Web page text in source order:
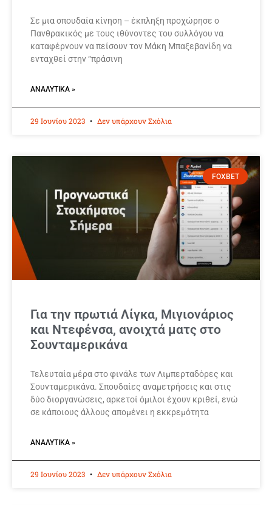
Σε μια σπουδαία κίνηση – έκπληξη προχώρησε ο
Πανθρακικός με τους ιθύνοντες του συλλόγου να
καταφέρνουν να πείσουν τον Μάκη Μπαξεβανίδη να
ενταχθεί στην “πράσινη
ΑΝΑΛΥΤΙΚΆ »
29 Ιουνίου 2023 Δεν υπάρχουν Σχόλια
FOXBET
Για την πρωτιά Λίγκα, Μιγιονάριος
και Ντεφένσα, ανοιχτά ματς στο
Σουνταμερικάνα
Τελευταία μέρα στο φινάλε των Λιμπερταδόρες και
Σουνταμερικάνα. Σπουδαίες αναμετρήσεις και στις
δύο διοργανώσεις, αρκετοί όμιλοι έχουν κριθεί, ενώ
σε κάποιους άλλους απομένει η εκκρεμότητα
ΑΝΑΛΥΤΙΚΆ »
29 Ιουνίου 2023 Δεν υπάρχουν Σχόλια